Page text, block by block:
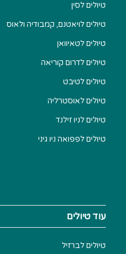
טיולים לסין
טיולים לויאטנם, קמבודיה ולאוס
טיולים לטאיוואן
טיולים לדרום קוריאה
טיולים לטיבט
טיולים לאוסטרליה
טיולים לניו זילנד
טיולים לפפואה ניו גיני
עוד טיולים
טיולים לברזיל